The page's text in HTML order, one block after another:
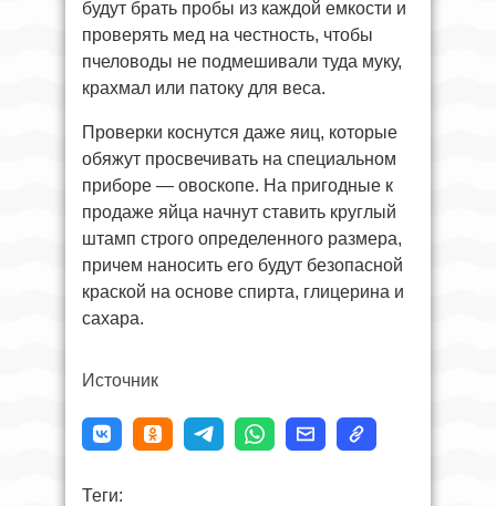
будут брать пробы из каждой емкости и
проверять мед на честность, чтобы
пчеловоды не подмешивали туда муку,
крахмал или патоку для веса.
Проверки коснутся даже яиц, которые
обяжут просвечивать на специальном
приборе — овоскопе. На пригодные к
продаже яйца начнут ставить круглый
штамп строго определенного размера,
причем наносить его будут безопасной
краской на основе спирта, глицерина и
сахара.
Источник
Теги: